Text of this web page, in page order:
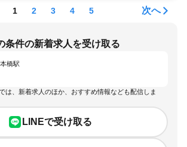
1 2 3 4 5 次へ
条件の新着求人を受け取る
橋駅
は、新着求人のほか、おすすめ情報なども配信しま
LINEで受け取る